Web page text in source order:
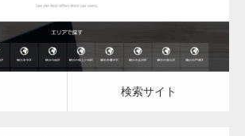
検索サイト
変幻自在、あらゆる業種に対応可能な新しい
カスタム投稿タイプ実…